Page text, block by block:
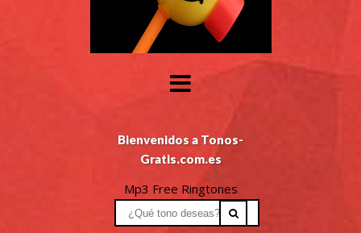
Bienvenidos a Tonos-
Gratis.com.es
Mp3 Free Ringtones